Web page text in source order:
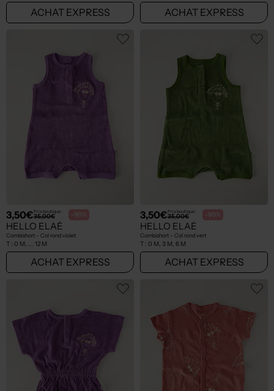
ACHAT EXPRESS ACHAT EXPRESS
3,50€Prix boutique :
35,00€ -90%
HELLO ELAÉ
Combishort - Col rond violet
T : 0 M, ... 12 M
ACHAT EXPRESS
3,50€Prix boutique :
35,00€ -90%
HELLO ELAÉ
Combishort - Col rond vert
T : 0 M, 3 M, 6 M
ACHAT EXPRESS